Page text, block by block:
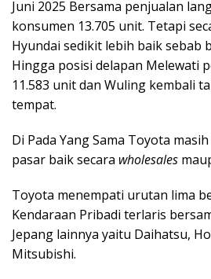
Juni 2025 Bersama penjualan
konsumen 13.705 unit. Tetapi
Hyundai sedikit lebih baik sebab
Hingga posisi delapan Melewati
11.583 unit dan Wuling kembali
tempat.
Di Pada Yang Sama Toyota
pasar baik secara wholesales
Toyota menempati urutan lima
Kendaraan Pribadi terlaris
Jepang lainnya yaitu Daihatsu,
Mitsubishi.